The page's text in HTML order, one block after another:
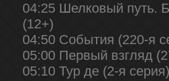
04:25 Шелковый путь.
(12+)
04:50 События (220-я
05:00 Первый взгляд
05:10 Тур де (2-я